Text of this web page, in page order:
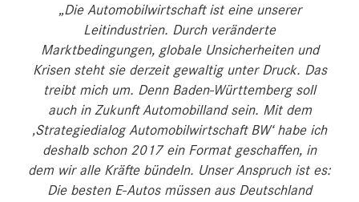
„Die Automobilwirtschaft ist eine unserer
Leitindustrien. Durch veränderte
Marktbedingungen, globale Unsicherheiten und
Krisen steht sie derzeit gewaltig unter Druck. Das
treibt mich um. Denn Baden-Württemberg soll
auch in Zukunft Automobilland sein. Mit dem
‚Strategiedialog Automobilwirtschaft BW‘ habe ich
deshalb schon 2017 ein Format geschaffen, in
dem wir alle Kräfte bündeln. Unser Anspruch ist es:
Die besten E-Autos müssen aus Deutschland